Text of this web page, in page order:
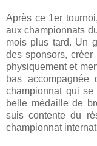
Après ce 1er
aux championnats
mois plus tard. Un
des sponsors, créer
physiquement et
bas
championnat qui
belle médaille de
suis contente du
championnat